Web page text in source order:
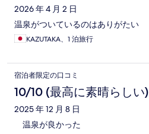
2026 年 4 月 2 日
温泉がついているのはありがたい
KAZUTAKA、1 泊旅行
宿泊者限定の口コミ
10/10 (最高に素晴らしい)
2025 年 12 月 8 日
温泉が良かった